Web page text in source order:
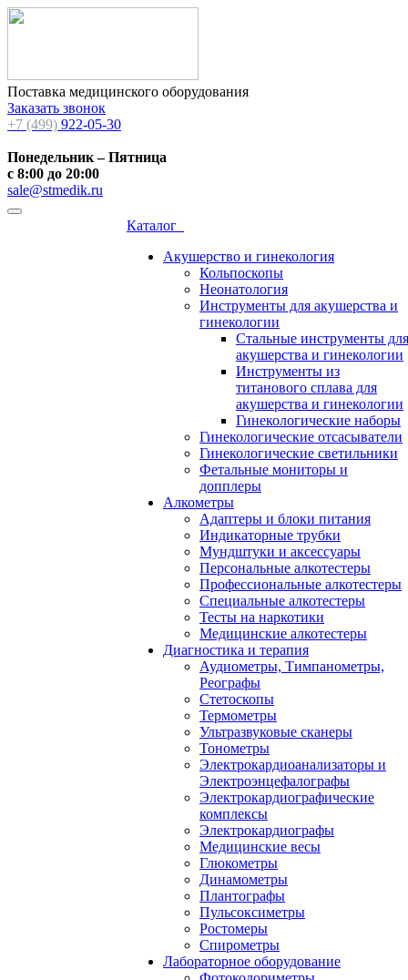
Поставка медицинского оборудования
Заказать звонок
+7 (499) 922-05-30
Понедельник – Пятница
с 8:00 до 20:00
sale@stmedik.ru
Каталог
Акушерство и гинекология
Кольпоскопы
Неонатология
Инструменты для акушерства и
гинекологии
Стальные инструменты для
акушерства и гинекологии
Инструменты из
титанового сплава для
акушерства и гинекологии
Гинекологические наборы
Гинекологические отсасыватели
Гинекологические светильники
Фетальные мониторы и
допплеры
Алкометры
Адаптеры и блоки питания
Индикаторные трубки
Мундштуки и аксессуары
Персональные алкотестеры
Профессиональные алкотестеры
Специальные алкотестеры
Тесты на наркотики
Медицинские алкотестеры
Диагностика и терапия
Аудиометры, Тимпанометры,
Реографы
Стетоскопы
Термометры
Ультразвуковые сканеры
Тонометры
Электрокардиоанализаторы и
Электроэнцефалографы
Электрокардиографические
комплексы
Электрокардиографы
Медицинские весы
Глюкометры
Динамометры
Плантографы
Пульсоксиметры
Ростомеры
Спирометры
Лабораторное оборудование